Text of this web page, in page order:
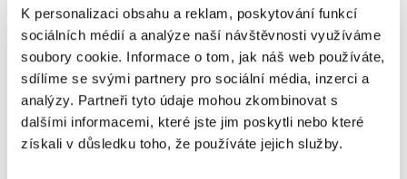
K personalizaci obsahu a reklam, poskytování funkcí
sociálních médií a analýze naší návštěvnosti využíváme
soubory cookie. Informace o tom, jak náš web používáte,
sdílíme se svými partnery pro sociální média, inzerci a
analýzy. Partneři tyto údaje mohou zkombinovat s
dalšími informacemi, které jste jim poskytli nebo které
získali v důsledku toho, že používáte jejich služby.